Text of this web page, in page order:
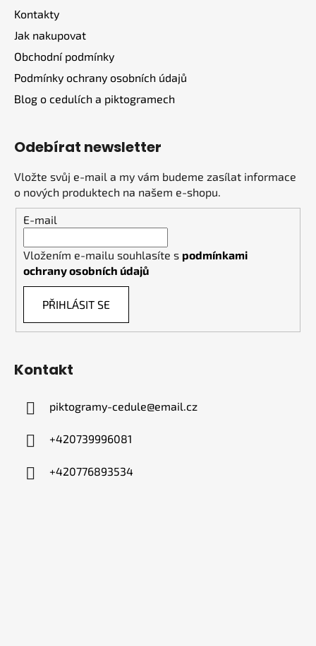
Kontakty
Jak nakupovat
Obchodní podmínky
Podmínky ochrany osobních údajů
Blog o cedulích a piktogramech
Odebírat newsletter
Vložte svůj e-mail a my vám budeme zasílat informace
o nových produktech na našem e-shopu.
E-mail
Vložením e-mailu souhlasíte s podmínkami
ochrany osobních údajů
PŘIHLÁSIT SE
Kontakt
piktogramy-cedule@email.cz
+420739996081
+420776893534